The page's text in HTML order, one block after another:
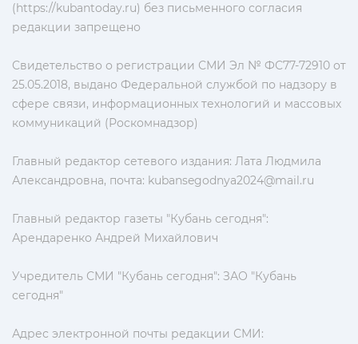
(https://kubantoday.ru) без письменного согласия
редакции запрещено
Свидетельство о регистрации СМИ Эл № ФС77-72910 от
25.05.2018, выдано Федеральной службой по надзору в
сфере связи, информационных технологий и массовых
коммуникаций (Роскомнадзор)
Главный редактор сетевого издания: Лата Людмила
Александровна, почта: kubansegodnya2024@mail.ru
Главный редактор газеты "Кубань сегодня":
Арендаренко Андрей Михайлович
Учредитель СМИ "Кубань сегодня": ЗАО "Кубань
сегодня"
Адрес электронной почты редакции СМИ: